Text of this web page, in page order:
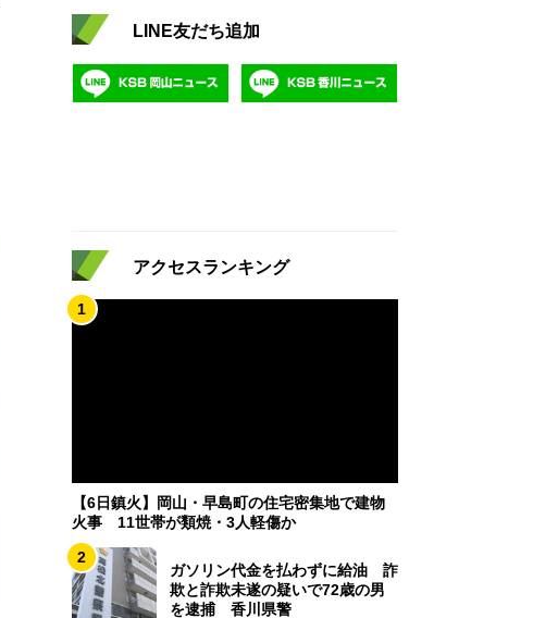
LINE友だち追加
アクセスランキング
1
【6日鎮火】岡山・早島町の住宅密集地で建物
火事 11世帯が類焼・3人軽傷か
2
ガソリン代金を払わずに給油 詐
欺と詐欺未遂の疑いで72歳の男
を逮捕 香川県警